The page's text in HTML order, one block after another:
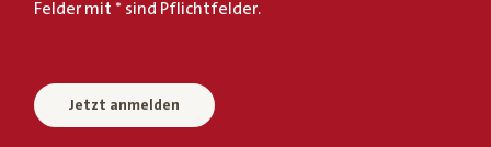
Felder mit * sind Pflichtfelder.
Jetzt anmelden